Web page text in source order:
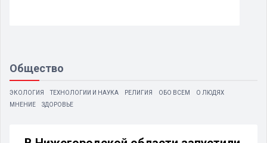
Общество
ЭКОЛОГИЯ ТЕХНОЛОГИИ И НАУКА РЕЛИГИЯ ОБО ВСЕМ
О ЛЮДЯХ
МНЕНИЕ
ЗДОРОВЬЕ